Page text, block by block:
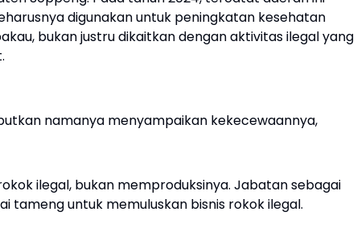
digunakan untuk peningkatan kesehatan
bukan justru dikaitkan dengan aktivitas ilegal yang
namanya menyampaikan kekecewaannya,
ilegal, bukan memproduksinya. Jabatan sebagai
tameng untuk memuluskan bisnis rokok ilegal.